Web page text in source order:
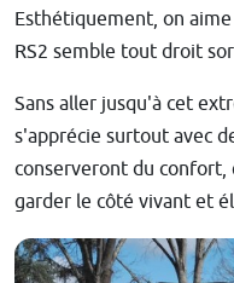
Esthétiquement, on
RS2 semble tout droit
Sans aller jusqu'à cet
s'apprécie surtout avec
conserveront du
garder le côté vivant et